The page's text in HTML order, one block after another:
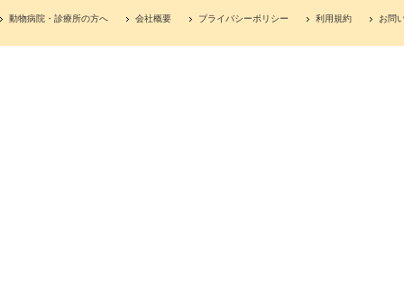
動物病院・診療所の方へ 会社概要 プライバシーポリシー 利用規約 お問